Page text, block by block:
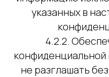
указанных в
4.2.2.
не разглашать